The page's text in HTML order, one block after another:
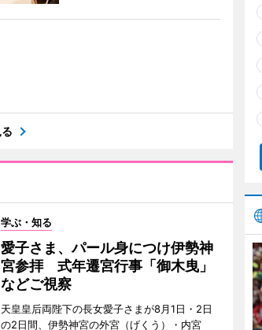
学ぶ・知る
愛子さま、パール身につけ伊勢神
宮参拝 式年遷宮行事「御木曳」
などご視察
天皇皇后両陛下の長女愛子さまが8月1日・2日
の2日間、伊勢神宮の外宮（げくう）・内宮